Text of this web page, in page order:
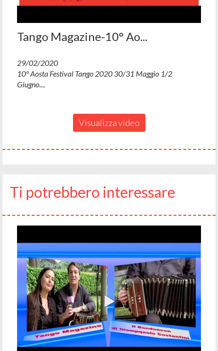
Tango Magazine-10° Ao...
29/02/2020
10° Aosta Festival Tango 2020 30/31 Maggio 1/2
Giugno....
Visualizza video
Ti potrebbero interessare